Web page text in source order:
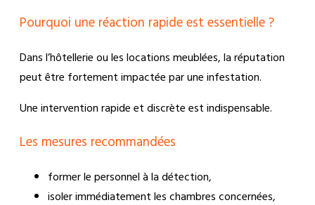
Pourquoi une réaction rapide est essentielle ?
Dans l’hôtellerie ou les locations meublées, la réputation
peut être fortement impactée par une infestation.
Une intervention rapide et discrète est indispensable.
Les mesures recommandées
former le personnel à la détection,
isoler immédiatement les chambres concernées,